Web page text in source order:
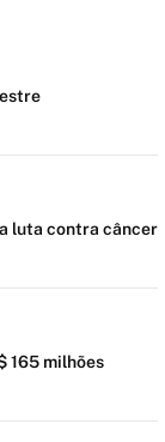
luta contra câncer
165 milhões